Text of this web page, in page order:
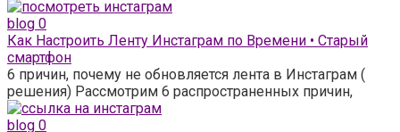
blog 0
Как Настроить Ленту Инстаграм по Времени • Старый
смартфон
6 причин, почему не обновляется лента в Инстаграм (
решения) Рассмотрим 6 распространенных причин,
blog 0